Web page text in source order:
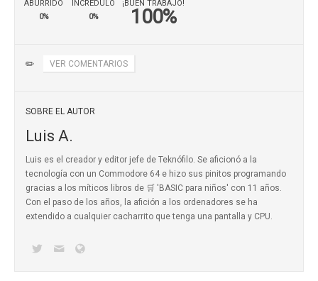
ABURRIDO
0%
INCRÉDULO
0%
¡BUEN TRABAJO!
100%
✏️ VER COMENTARIOS
SOBRE EL AUTOR
Luis A.
Luis es el creador y editor jefe de Teknófilo. Se aficionó a la
tecnología con un Commodore 64 e hizo sus pinitos programando
gracias a los míticos libros de 🛒 'BASIC para niños' con 11 años.
Con el paso de los años, la afición a los ordenadores se ha
extendido a cualquier cacharrito que tenga una pantalla y CPU.